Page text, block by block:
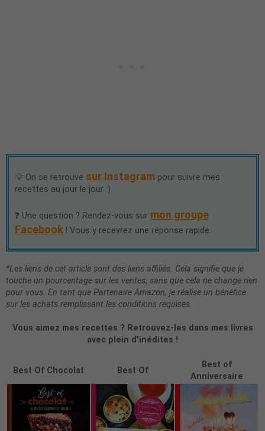
💡 On se retrouve sur Instagram pour suivre mes
recettes au jour le jour :)
❓ Une question ? Rendez-vous sur mon groupe
Facebook ! Vous y recevrez une réponse rapide.
*Les liens de cet article sont des liens affiliés. Cela signifie que je
touche un pourcentage sur les ventes, sans que cela ne change rien
pour vous. En tant que Partenaire Amazon, je réalise un bénéfice
sur les achats remplissant les conditions requises.
Vous aimez mes recettes ? Retrouvez-les dans mes livres
avec plein d'inédites !
Best Of Chocolat Best Of
Best of
Anniversaire